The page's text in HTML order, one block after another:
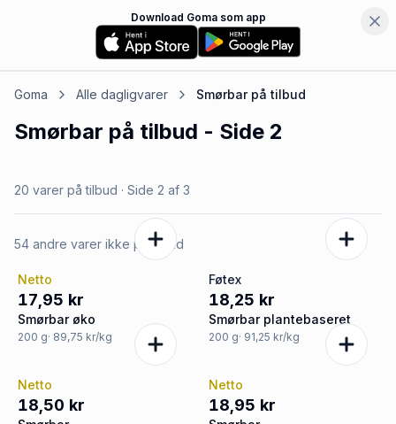
Download Goma som app
Goma Alle dagligvarer Smørbarpå tilbud
Smørbar på tilbud - Side 2
20 varer på tilbud · Side 2 af 3
54 andre varer ikke på tilbud
Netto
17,95 kr
Smørbar øko
200 g· 89,75 kr/kg
Føtex
18,25 kr
Smørbar plantebaseret
200 g· 91,25 kr/kg
Netto
18,50 kr
Netto
18,95 kr